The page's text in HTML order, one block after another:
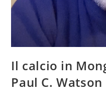
Il calcio in
Paul C. Watson